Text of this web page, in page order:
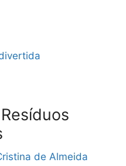
de Almeida